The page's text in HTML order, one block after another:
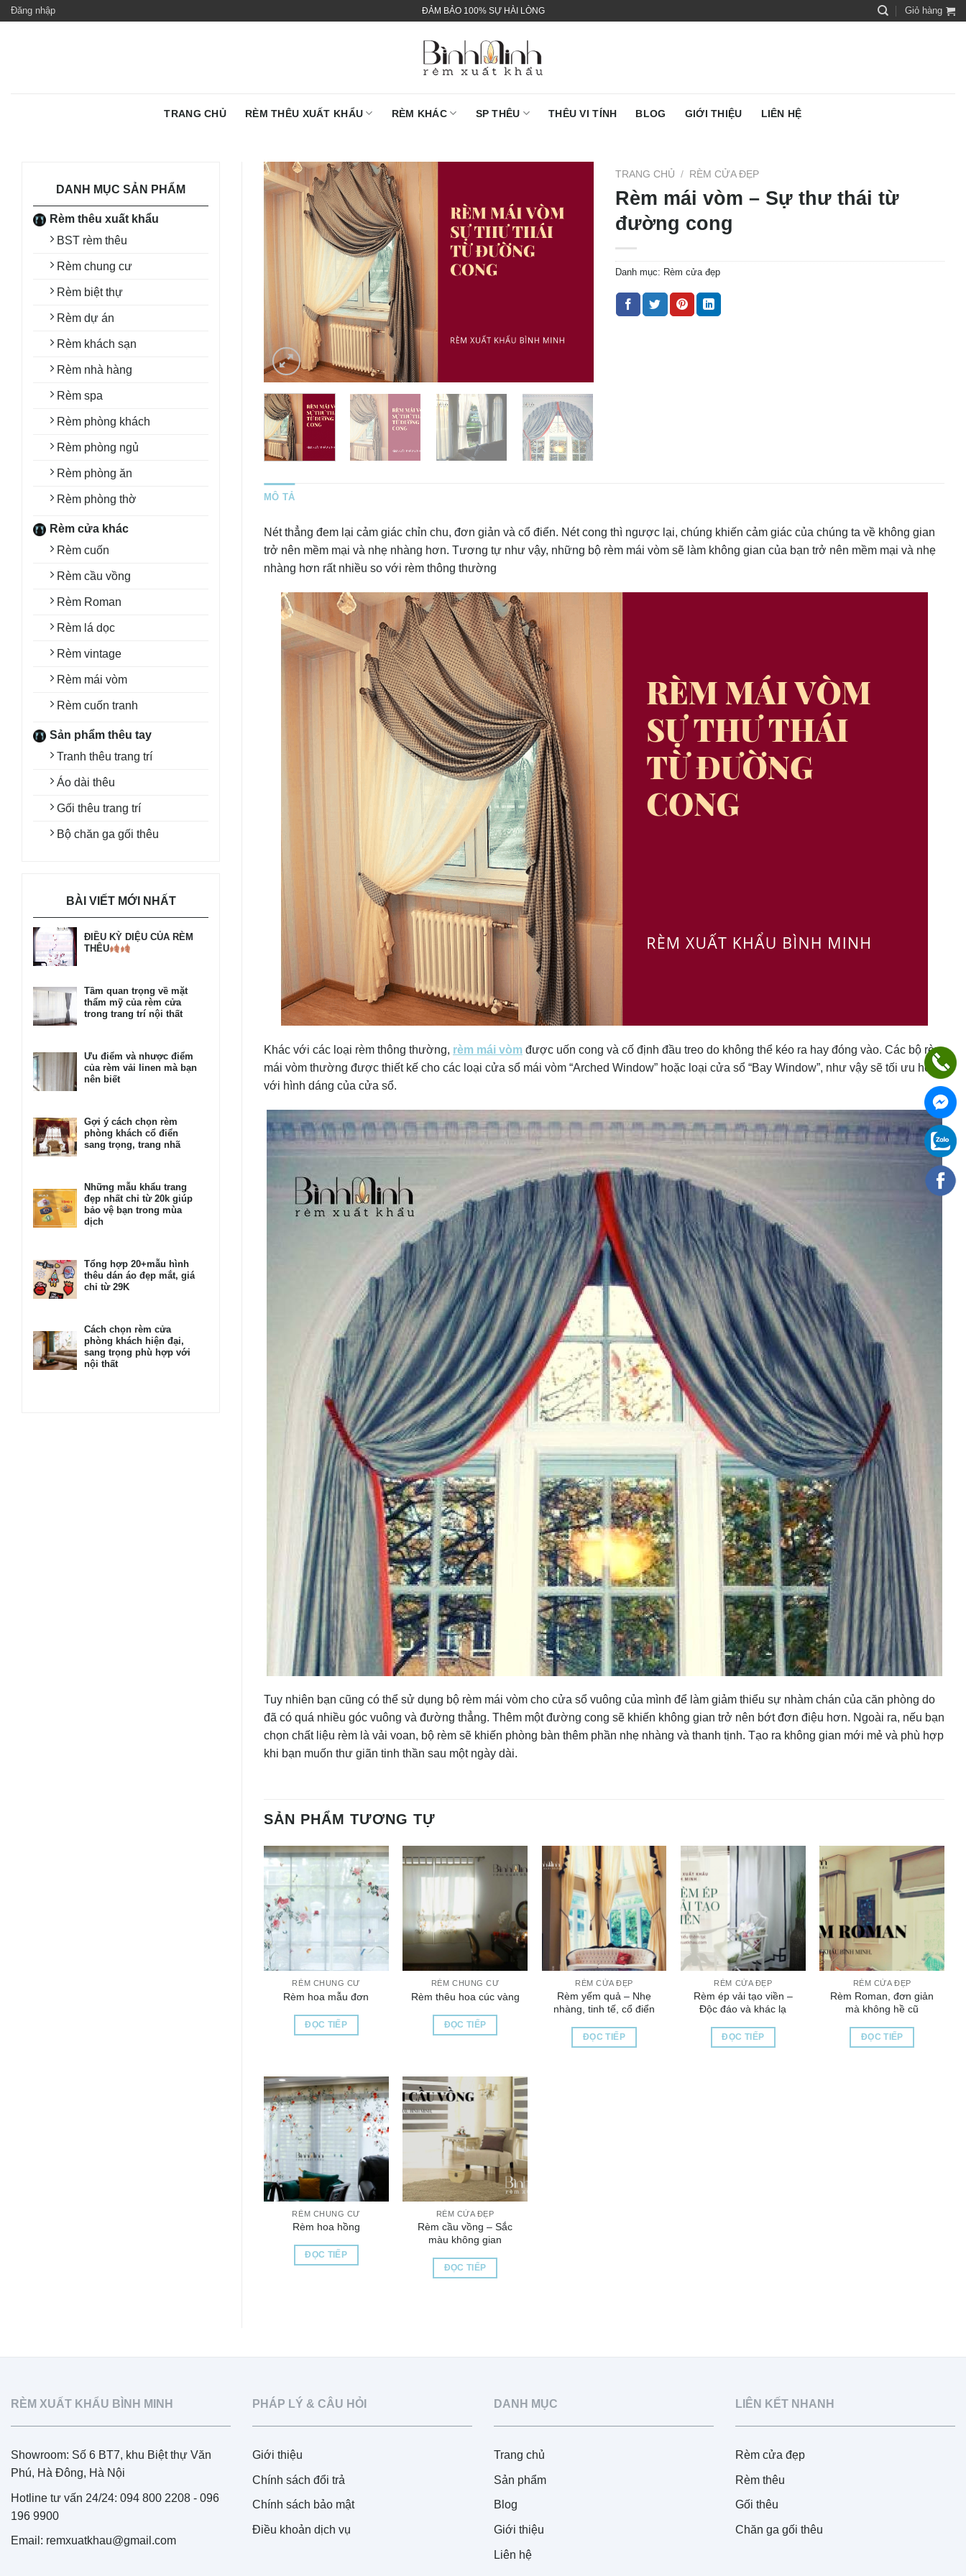
SkipĐăng nhập ĐẢM BẢO 100% SỰ HÀI LÒNG Giỏ hàng
TRANG CHỦ RÈM THÊU XUẤT KHẨU RÈM KHÁC SP THÊU THÊU VI TÍNH BLOG GIỚI THIỆU LIÊN HỆ
DANH MỤC SẢN PHẨM
Rèm thêu xuất khẩu
BST rèm thêu
Rèm chung cư
Rèm biệt thự
Rèm dự án
Rèm khách sạn
Rèm nhà hàng
Rèm spa
Rèm phòng khách
Rèm phòng ngủ
Rèm phòng ăn
Rèm phòng thờ
Rèm cửa khác
Rèm cuốn
Rèm cầu vồng
Rèm Roman
Rèm lá dọc
Rèm vintage
Rèm mái vòm
Rèm cuốn tranh
Sản phẩm thêu tay
Tranh thêu trang trí
Áo dài thêu
Gối thêu trang trí
Bộ chăn ga gối thêu
BÀI VIẾT MỚI NHẤT
ĐIỀU KỲ DIỆU CỦA RÈM
THÊU
Tầm quan trọng về mặt
thẩm mỹ của rèm cửa
trong trang trí nội thất
Ưu điểm và nhược điểm
của rèm vải linen mà bạn
nên biết
Gợi ý cách chọn rèm
phòng khách cổ điển
sang trọng, trang nhã
Những mẫu khẩu trang
đẹp nhất chỉ từ 20k giúp
bảo vệ bạn trong mùa
dịch
Tổng hợp 20+mẫu hình
thêu dán áo đẹp mắt, giá
chỉ từ 29K
Cách chọn rèm cửa
phòng khách hiện đại,
sang trọng phù hợp với
nội thất
TRANG CHỦ / RÈM CỬA ĐẸP
Rèm mái vòm – Sự thư thái từ
đường cong
Danh mục: Rèm cửa đẹp
MÔ TẢ
Nét thẳng đem lại cảm giác chỉn chu, đơn giản và cổ điển. Nét cong thì ngược lại, chúng khiến cảm giác của chúng ta về không gian
trở nên mềm mại và nhẹ nhàng hơn. Tương tự như vậy, những bộ rèm mái vòm sẽ làm không gian của bạn trở nên mềm mại và nhẹ
nhàng hơn rất nhiều so với rèm thông thường
Khác với các loại rèm thông thường, rèm mái vòm được uốn cong và cố định đầu treo do không thể kéo ra hay đóng vào. Các bộ rèm
mái vòm thường được thiết kế cho các loại cửa sổ mái vòm “Arched Window” hoặc loại cửa sổ “Bay Window”, như vậy sẽ tối ưu hơn
với hình dáng của cửa sổ.
Tuy nhiên bạn cũng có thể sử dụng bộ rèm mái vòm cho cửa sổ vuông của mình để làm giảm thiểu sự nhàm chán của căn phòng do
đã có quá nhiều góc vuông và đường thẳng. Thêm một đường cong sẽ khiến không gian trở nên bớt đơn điệu hơn. Ngoài ra, nếu bạn
chọn chất liệu rèm là vải voan, bộ rèm sẽ khiến phòng bàn thêm phần nhẹ nhàng và thanh tịnh. Tạo ra không gian mới mẻ và phù hợp
khi bạn muốn thư giãn tinh thần sau một ngày dài.
SẢN PHẨM TƯƠNG TỰ
RÈM CHUNG CƯ
Rèm hoa mẫu đơn
ĐỌC TIẾP
RÈM CHUNG CƯ
Rèm thêu hoa cúc vàng
ĐỌC TIẾP
RÈM CỬA ĐẸP
Rèm yếm quả – Nhẹ
nhàng, tinh tế, cổ điển
ĐỌC TIẾP
RÈM CỬA ĐẸP
Rèm ép vải tạo viền –
Độc đáo và khác lạ
ĐỌC TIẾP
RÈM CỬA ĐẸP
Rèm Roman, đơn giản
mà không hề cũ
ĐỌC TIẾP
RÈM CHUNG CƯ
Rèm hoa hồng
ĐỌC TIẾP
RÈM CỬA ĐẸP
Rèm cầu vồng – Sắc
màu không gian
ĐỌC TIẾP
RÈM XUẤT KHẨU BÌNH MINH
Showroom: Số 6 BT7, khu Biệt thự Văn
Phú, Hà Đông, Hà Nội
Hotline tư vấn 24/24: 094 800 2208 - 096
196 9900
Email: remxuatkhau@gmail.com
PHÁP LÝ & CÂU HỎI
Giới thiệu
Chính sách đổi trả
Chính sách bảo mật
Điều khoản dịch vụ
DANH MỤC
Trang chủ
Sản phẩm
Blog
Giới thiệu
Liên hệ
LIÊN KẾT NHANH
Rèm cửa đẹp
Rèm thêu
Gối thêu
Chăn ga gối thêu